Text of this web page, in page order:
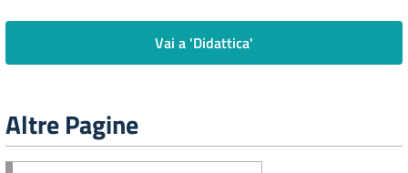
Vai a 'Didattica'
Altre Pagine